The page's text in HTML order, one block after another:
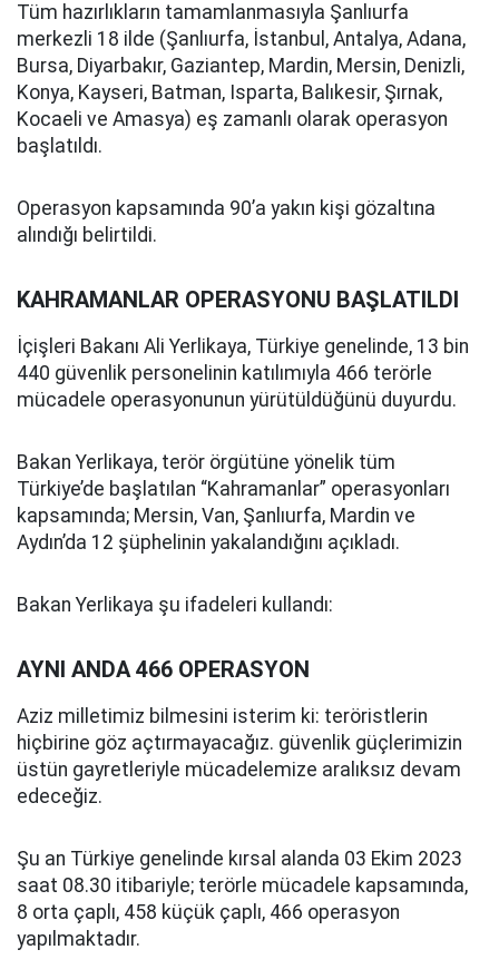
Tüm hazırlıkların tamamlanmasıyla Şanlıurfa
merkezli 18 ilde (Şanlıurfa, İstanbul, Antalya, Adana,
Bursa, Diyarbakır, Gaziantep, Mardin, Mersin, Denizli,
Konya, Kayseri, Batman, Isparta, Balıkesir, Şırnak,
Kocaeli ve Amasya) eş zamanlı olarak operasyon
başlatıldı.
Operasyon kapsamında 90’a yakın kişi gözaltına
alındığı belirtildi.
KAHRAMANLAR OPERASYONU BAŞLATILDI
İçişleri Bakanı Ali Yerlikaya, Türkiye genelinde, 13 bin
440 güvenlik personelinin katılımıyla 466 terörle
mücadele operasyonunun yürütüldüğünü duyurdu.
Bakan Yerlikaya, terör örgütüne yönelik tüm
Türkiye’de başlatılan “Kahramanlar” operasyonları
kapsamında; Mersin, Van, Şanlıurfa, Mardin ve
Aydın’da 12 şüphelinin yakalandığını açıkladı.
Bakan Yerlikaya şu ifadeleri kullandı:
AYNI ANDA 466 OPERASYON
Aziz milletimiz bilmesini isterim ki: teröristlerin
hiçbirine göz açtırmayacağız. güvenlik güçlerimizin
üstün gayretleriyle mücadelemize aralıksız devam
edeceğiz.
Şu an Türkiye genelinde kırsal alanda 03 Ekim 2023
saat 08.30 itibariyle; terörle mücadele kapsamında,
8 orta çaplı, 458 küçük çaplı, 466 operasyon
yapılmaktadır.